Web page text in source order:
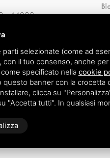
- 44022
parti selezionate (come ad
con il tuo consenso, anche
specificato nella cookie
questo banner con la crocetta
clicca su
"Accetta tutti". In qualsiasi